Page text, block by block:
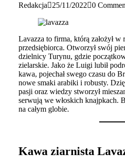
Redakcja 25/11/2022 0
Lavazza to firma, którą założył
przedsiębiorca. Otworzył swój
dzielnicy Turynu, gdzie
zielarskie. Jako że Luigi lubił
kawa, pojechał swego czasu do
nowe smaki arabiki i robusty.
pasji oraz wiedzy stworzył
serwują we włoskich knajpkach.
na całym globie.
Kawa ziarnista